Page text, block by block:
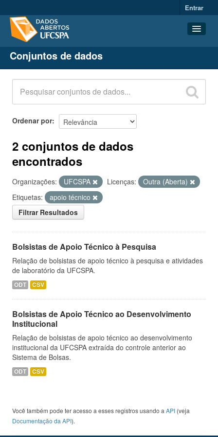
Entrar
Conjuntos de dados
Organizações
Grupos
Sobre
Conjuntos de dados
Ordenar por
2 conjuntos de dados
encontrados
Organizações: UFCSPA Licenças:
Outra (Aberta)
Etiquetas:
apoio técnico
Filtrar Resultados
Bolsistas de Apoio Técnico à Pesquisa
Relação de bolsistas de apoio técnico à pesquisa e atividades
de laboratório da UFCSPA.
ODT CSV
Bolsistas de Apoio Técnico ao Desenvolvimento
Institucional
Relação de bolsistas de apoio técnico ao desenvolvimento
institucional da UFCSPA extraída do controle anterior ao
Sistema de Bolsas.
ODT CSV
Você também pode ter acesso a esses registros usando a API (veja
Documentação da API).